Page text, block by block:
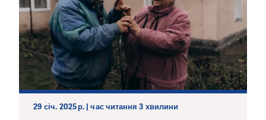
29 січ. 2025 р. | час читання 3 хвилини